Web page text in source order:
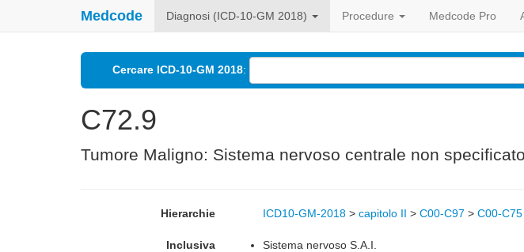
Medcode Diagnosi (ICD-10-GM 2018) Procedure Medcode Pro
Cercare ICD-10-GM 2018:
C72.9
Tumore Maligno: Sistema nervoso centrale non specificato
Hierarchie ICD10-GM-2018 > capitolo II > C00-C97 > C00-C75
Inclusiva Sistema nervoso S.A.I.